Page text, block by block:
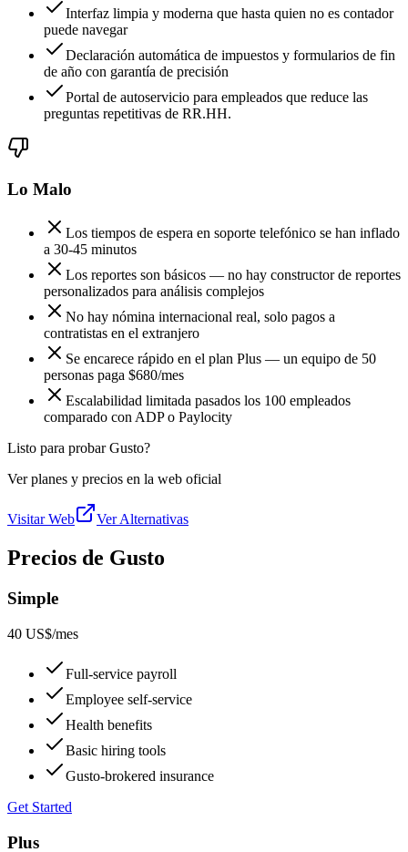
Interfaz limpia y moderna que hasta quien no es contador
puede navegar
Declaración automática de impuestos y formularios de fin
de año con garantía de precisión
Portal de autoservicio para empleados que reduce las
preguntas repetitivas de RR.HH.
Lo Malo
Los tiempos de espera en soporte telefónico se han inflado
a 30-45 minutos
Los reportes son básicos — no hay constructor de reportes
personalizados para análisis complejos
No hay nómina internacional real, solo pagos a
contratistas en el extranjero
Se encarece rápido en el plan Plus — un equipo de 50
personas paga $680/mes
Escalabilidad limitada pasados los 100 empleados
comparado con ADP o Paylocity
Listo para probar Gusto?
Ver planes y precios en la web oficial
Visitar Web Ver Alternativas
Precios de Gusto
Simple
40 US$/mes
Full-service payroll
Employee self-service
Health benefits
Basic hiring tools
Gusto-brokered insurance
Get Started
Plus